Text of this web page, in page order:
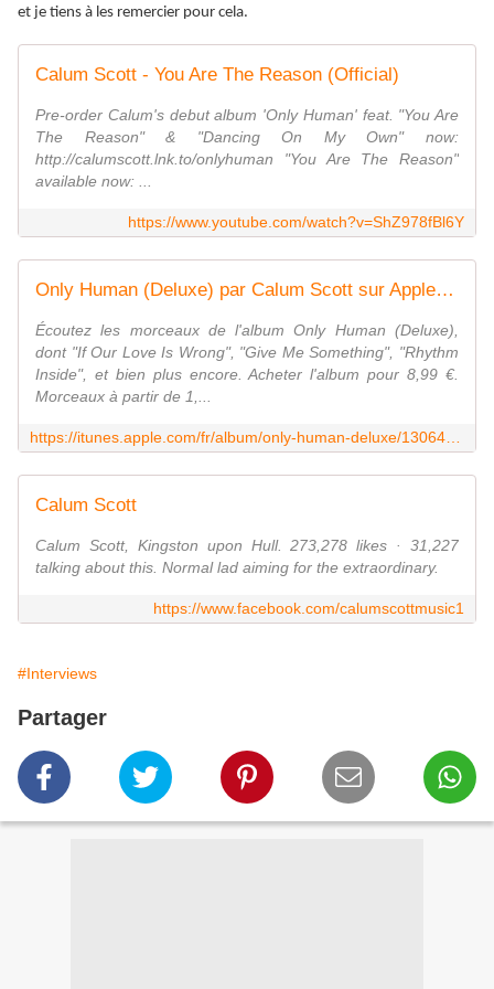
et je tiens à les remercier pour cela.
Calum Scott - You Are The Reason (Official)
Pre-order Calum's debut album 'Only Human' feat. "You Are
The Reason" & "Dancing On My Own" now:
http://calumscott.lnk.to/onlyhuman "You Are The Reason"
available now: ...
https://www.youtube.com/watch?v=ShZ978fBl6Y
Only Human (Deluxe) par Calum Scott sur Apple Music
Écoutez les morceaux de l'album Only Human (Deluxe),
dont "If Our Love Is Wrong", "Give Me Something", "Rhythm
Inside", et bien plus encore. Acheter l'album pour 8,99 €.
Morceaux à partir de 1,...
Calum Scott
Calum Scott, Kingston upon Hull. 273,278 likes · 31,227
talking about this. Normal lad aiming for the extraordinary.
https://www.facebook.com/calumscottmusic1
#Interviews
Partager